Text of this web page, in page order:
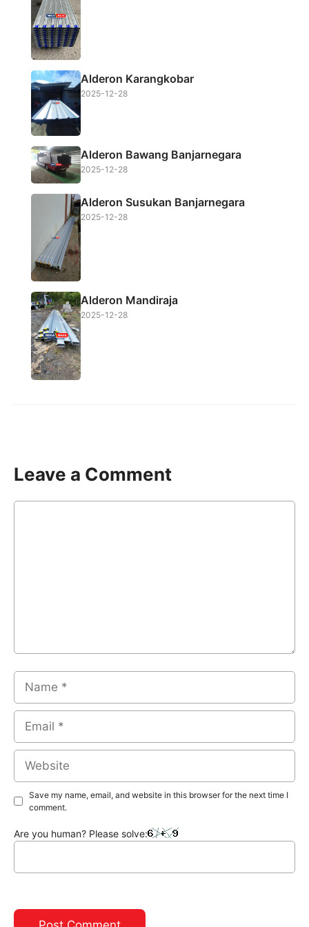
o
k
Alderon Karangkobar
2025-12-28
Alderon Bawang Banjarnegara
2025-12-28
Alderon Susukan Banjarnegara
2025-12-28
Alderon Mandiraja
2025-12-28
Leave a Comment
Comment
Name
Email
Website
Save my name, email, and website in this browser for the next time I
comment.
Are you human? Please solve: